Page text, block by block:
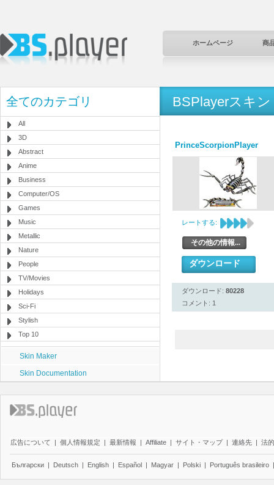
ホームページ 商
全てのカテゴリ
All
3D
Abstract
Anime
Business
Computer/OS
Games
Music
Metallic
Nature
People
TV/Movies
Holidays
Sci-Fi
Stylish
Top 10
Skin Maker
Skin Documentation
BSPlayerスキン
PrinceScorpionPlayer
レートする:
その他の情報...
ダウンロード
ダウンロード: 80228
コメント: 1
広告について | 個人情報規定 | 最新情報 | Affiliate | サイト・マップ | 連絡先 | 法
Български | Deutsch | English | Español | Magyar | Polski | Português brasileiro